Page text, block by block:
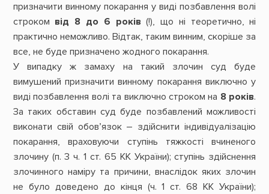
призначити винному покарання у виді позбавлення волі
строком від 8 до 6 років (!), що ні теоретично, ні
практично неможливо. Відтак, таким винним, скоріше за
все, не буде призначено жодного покарання.
У випадку ж замаху на такий злочин суд буде
вимушений призначити винному покарання виключно у
виді позбавлення волі та виключно строком на 8 років.
За таких обставин суд буде позбавлений можливості
виконати свій обов’язок – здійснити індивідуалізацію
покарання, враховуючи ступінь тяжкості вчиненого
злочину (п. 3 ч. 1 ст. 65 КК України); ступінь здійснення
злочинного наміру та причини, внаслідок яких злочин
не було доведено до кінця (ч. 1 ст. 68 КК України);